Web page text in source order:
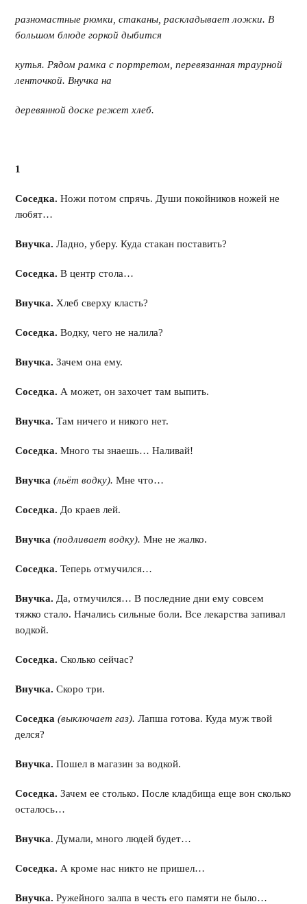
разномастные рюмки, стаканы, раскладывает ложки. В
большом блюде горкой дыбится
кутья. Рядом рамка с портретом, перевязанная траурной
ленточкой. Внучка на
деревянной доске режет хлеб.
1
Соседка. Ножи потом спрячь. Души покойников ножей не
любят…
Внучка.Ладно, уберу. Куда стакан поставить?
Соседка. В центр стола…
Внучка. Хлеб сверху класть?
Соседка. Водку, чего не налила?
Внучка. Зачем она ему.
Соседка. А может, он захочет там выпить.
Внучка. Там ничего и никого нет.
Соседка. Много ты знаешь… Наливай!
Внучка (льёт водку). Мне что…
Соседка. До краев лей.
Внучка(подливает водку).Мне не жалко.
Соседка. Теперь отмучился…
Внучка. Да, отмучился… В последние дни ему совсем
тяжко стало. Начались сильные боли. Все лекарства запивал
водкой.
Соседка. Сколько сейчас?
Внучка. Скоро три.
Соседка (выключает газ).Лапша готова. Куда муж твой
делся?
Внучка. Пошел в магазин за водкой.
Соседка. Зачем ее столько. После кладбища еще вон сколько
осталось…
Внучка. Думали, много людей будет…
Соседка. А кроме нас никто не пришел…
Внучка. Ружейного залпа в честь его памяти не было…